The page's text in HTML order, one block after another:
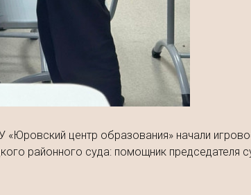
центр образования» начали
районного суда: помощник председателя